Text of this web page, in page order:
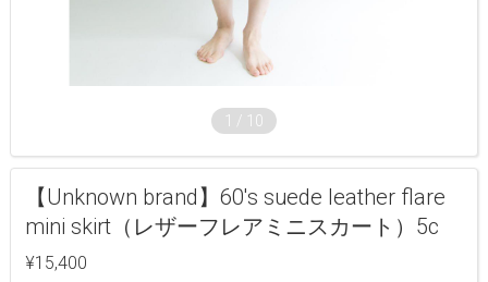
1 / 10
【Unknown brand】60's suede leather flare
mini skirt（レザーフレアミニスカート）5c
¥15,400